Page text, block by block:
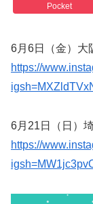
Pocket
6月6日（金）大
https://
6月21日（日）
https://